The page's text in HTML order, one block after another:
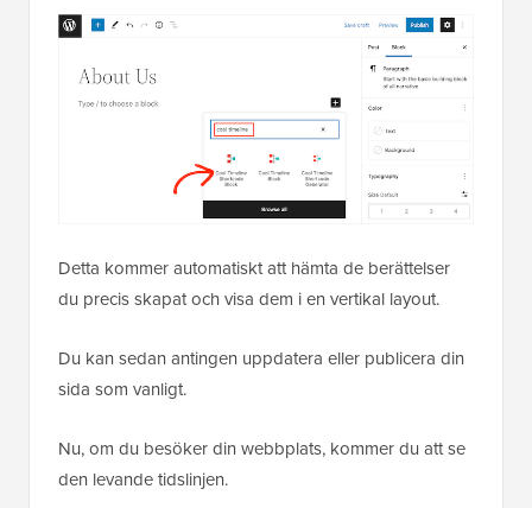
Detta kommer automatiskt att hämta de berättelser
du precis skapat och visa dem i en vertikal layout.
Du kan sedan antingen uppdatera eller publicera din
sida som vanligt.
Nu, om du besöker din webbplats, kommer du att se
den levande tidslinjen.